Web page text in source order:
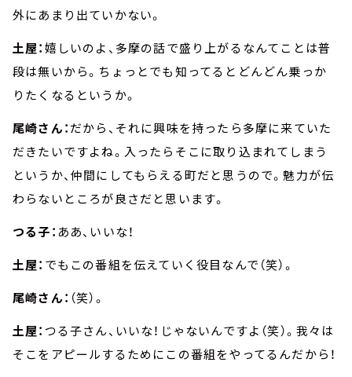
外にあまり出ていかない。
土屋：嬉しいのよ、多摩の話で盛り上がるなんてことは普
段は無いから。ちょっとでも知ってるとどんどん乗っか
りたくなるというか。
尾崎さん：だから、それに興味を持ったら多摩に来ていた
だきたいですよね。入ったらそこに取り込まれてしまう
というか、仲間にしてもらえる町だと思うので。魅力が伝
わらないところが良さだと思います。
つる子： ああ、いいな！
土屋： でもこの番組を伝えていく役目なんで（笑）。
尾崎さん： （笑）。
土屋： つる子さん、いいな！じゃないんですよ（笑）。我々は
そこをアピールするためにこの番組をやってるんだから！